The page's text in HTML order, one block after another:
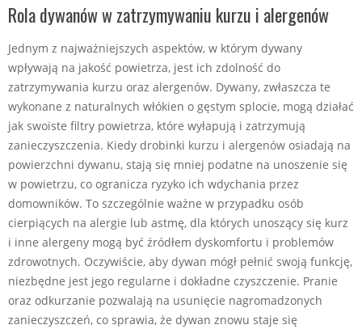
Rola dywanów w zatrzymywaniu kurzu i alergenów
Jednym z najważniejszych aspektów, w którym dywany
wpływają na jakość powietrza, jest ich zdolność do
zatrzymywania kurzu oraz alergenów. Dywany, zwłaszcza te
wykonane z naturalnych włókien o gęstym splocie, mogą działać
jak swoiste filtry powietrza, które wyłapują i zatrzymują
zanieczyszczenia. Kiedy drobinki kurzu i alergenów osiadają na
powierzchni dywanu, stają się mniej podatne na unoszenie się
w powietrzu, co ogranicza ryzyko ich wdychania przez
domowników. To szczególnie ważne w przypadku osób
cierpiących na alergie lub astmę, dla których unoszący się kurz
i inne alergeny mogą być źródłem dyskomfortu i problemów
zdrowotnych. Oczywiście, aby dywan mógł pełnić swoją funkcję,
niezbędne jest jego regularne i dokładne czyszczenie. Pranie
oraz odkurzanie pozwalają na usunięcie nagromadzonych
zanieczyszczeń, co sprawia, że dywan znowu staje się